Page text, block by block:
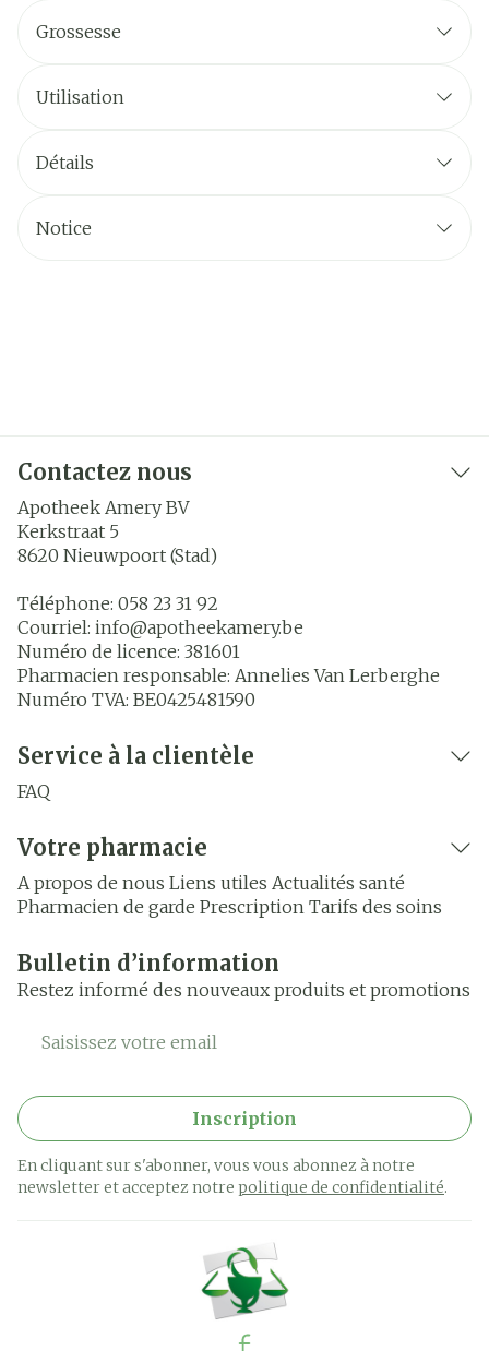
Grossesse
Utilisation
Détails
Notice
Contactez nous
Apotheek Amery BV
Kerkstraat 5
8620 Nieuwpoort (Stad)
Téléphone: 058 23 31 92
Courriel: info@apotheekamery.be
Numéro de licence: 381601
Pharmacien responsable: Annelies Van Lerberghe
Numéro TVA: BE0425481590
Service à la clientèle
FAQ
Votre pharmacie
A propos de nous Liens utiles Actualités santé
Pharmacien de garde Prescription Tarifs des soins
Bulletin d’information
Restez informé des nouveaux produits et promotions
Adresse mail
Inscription
En cliquant sur s'abonner, vous vous abonnez à notre
newsletter et acceptez notre politique de confidentialité.